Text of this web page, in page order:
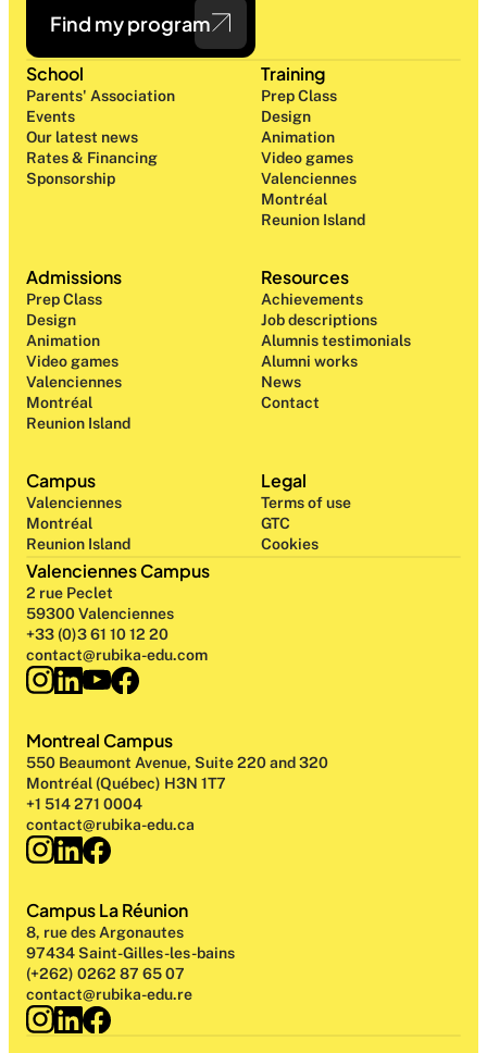
Find my program
Campus
Valenciennes
Montréal
Reunion Island
School
Parents' Association
Events
Our latest news
Rates & Financing
Sponsorship
Training
Prep Class
Design
Animation
Video games
Valenciennes
Montréal
Reunion Island
Admissions
Prep Class
Design
Animation
Video games
Valenciennes
Montréal
Reunion Island
Resources
Achievements
Job descriptions
Alumnis testimonials
Alumni works
News
Contact
Legal
Terms of use
GTC
Cookies
Valenciennes Campus
2 rue Peclet
59300 Valenciennes
+33 (0)3 61 10 12 20
contact@rubika-edu.com
Montreal Campus
550 Beaumont Avenue, Suite 220 and 320
Montréal (Québec) H3N 1T7
+1 514 271 0004
contact@rubika-edu.ca
Campus La Réunion
8, rue des Argonautes
97434 Saint-Gilles-les-bains
(+262) 0262 87 65 07
contact@rubika-edu.re